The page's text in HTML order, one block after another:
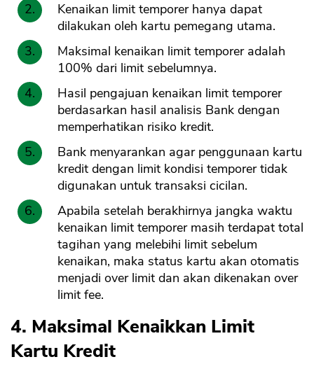
Kenaikan limit temporer hanya dapat
dilakukan oleh kartu pemegang utama.
Maksimal kenaikan limit temporer adalah
100% dari limit sebelumnya.
Hasil pengajuan kenaikan limit temporer
berdasarkan hasil analisis Bank dengan
memperhatikan risiko kredit.
Bank menyarankan agar penggunaan kartu
kredit dengan limit kondisi temporer tidak
digunakan untuk transaksi cicilan.
Apabila setelah berakhirnya jangka waktu
kenaikan limit temporer masih terdapat total
tagihan yang melebihi limit sebelum
kenaikan, maka status kartu akan otomatis
menjadi over limit dan akan dikenakan over
limit fee.
4. Maksimal Kenaikkan Limit
Kartu Kredit